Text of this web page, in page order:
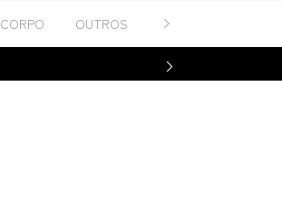
CORPO OUTROS Contato